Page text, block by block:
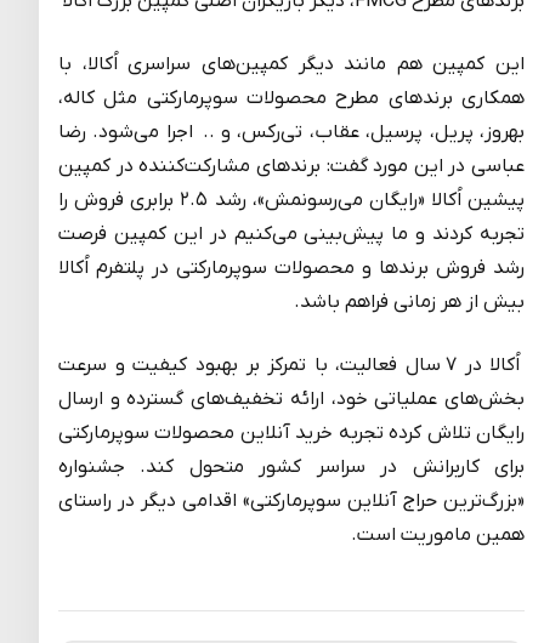
این کمپین هم مانند دیگر کمپین‌های سراسری اُکالا، با
همکاری برند‌های مطرح محصولات سوپرمارکتی مثل کاله،
بهروز، پریل، پرسیل، عقاب، تی‌رکس، و .. اجرا می‌شود. رضا
عباسی در این مورد گفت: برندهای مشارکت‌کننده در کمپین
پیشین اُکالا «رایگان می‌رسونمش»، رشد ۲.۵ برابری فروش را
تجربه کردند و ما پیش‌بینی می‌کنیم در این کمپین فرصت
رشد فروش برندها و محصولات سوپرمارکتی در پلتفرم اُکالا
بیش از هر زمانی فراهم باشد.
اُکالا در ۷ سال فعالیت، با تمرکز بر بهبود کیفیت و سرعت
بخش‌های عملیاتی خود، ارائه تخفیف‌های گسترده و ارسال
رایگان تلاش کرده تجربه خرید آنلاین محصولات سوپرمارکتی
برای کاربرانش در سراسر کشور متحول کند. جشنواره
«بزرگ‌ترین حراج آنلاین سوپرمارکتی» اقدامی دیگر در راستای
همین ماموریت است.